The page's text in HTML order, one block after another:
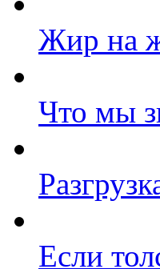
Жир на
Что мы
Если